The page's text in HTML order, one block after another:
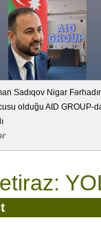
Sadıqov Nigar
olduğu AID GROUP-